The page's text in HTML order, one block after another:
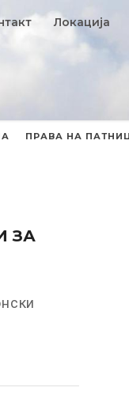
Локација
ПРАВА НА
ЗА